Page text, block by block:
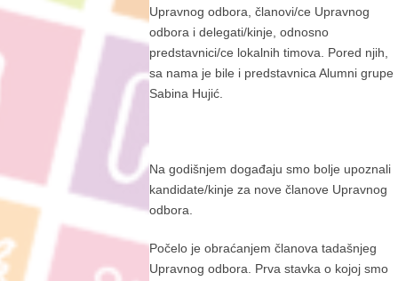
Upravnog odbora, članovi/ce Upravnog
odbora i delegati/kinje, odnosno
predstavnici/ce lokalnih timova. Pored njih,
sa nama je bile i predstavnica Alumni grupe
Sabina Hujić.
Na godišnjem događaju smo bolje upoznali
kandidate/kinje za nove članove Upravnog
odbora.
Počelo je obraćanjem članova tadašnjeg
Upravnog odbora. Prva stavka o kojoj smo